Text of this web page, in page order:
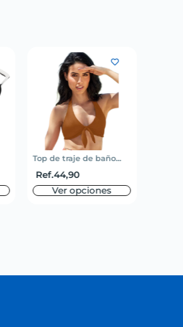
Top de traje de baño...
Ref.44,90
Ver opciones